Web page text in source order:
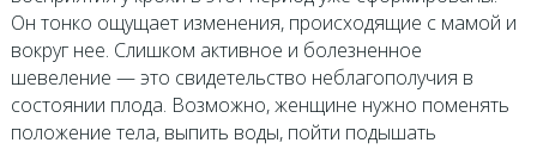
Он тонко ощущает изменения, происходящие с мамой и
вокруг нее. Слишком активное и болезненное
шевеление — это свидетельство неблагополучия в
состоянии плода. Возможно, женщине нужно поменять
положение тела, выпить воды, пойти подышать